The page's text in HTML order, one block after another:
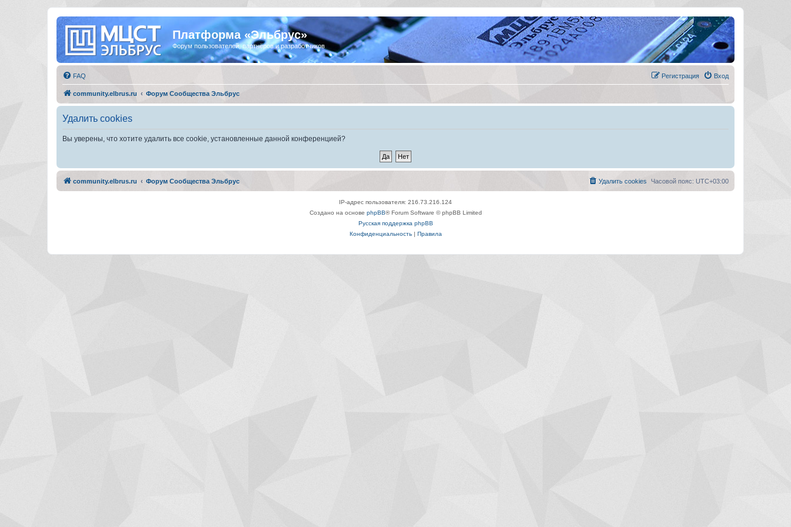
Платформа «Эльбрус»
Форум пользователей, партнёров и разработчиков
FAQ Вход
Регистрация
community.elbrus.ru Форум Сообщества Эльбрус
Удалить cookies
Вы уверены, что хотите удалить все cookie, установленные данной конференцией?
community.elbrus.ru Форум Сообщества Эльбрус Часовой пояс: UTC+03:00
Удалить cookies
IP-адрес пользователя: 216.73.216.124
Создано на основе phpBB® Forum Software © phpBB Limited
Русская поддержка phpBB
Конфиденциальность| Правила